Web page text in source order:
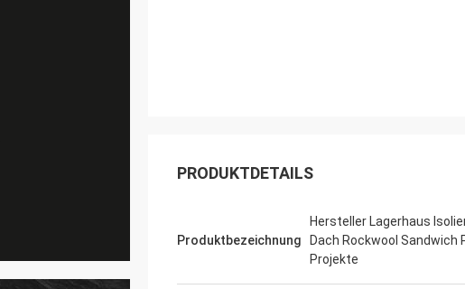
PRODUKTDETAILS
Produktbezeichnung
Hersteller Lagerhaus
Dach Rockwool Sandwich
Projekte